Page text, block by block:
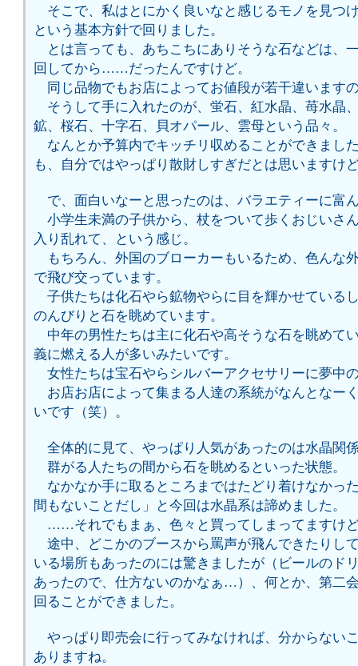
そこで、私はとにかく良いなと感じるモノを見つ
という基本方針で回りました。
とは言っても、あちこちにありそうな石などは、
回してから……だったんですけど。
同じ品物でもお店によってお値段が若干違いま
そうして手に入れたのが、蛍石、紅水晶、苺水晶
鉱、桜石、十字石、貝オパール、雲母という品々。
なんとか予算内でキッチリ収めることができまし
も、自分ではやっぱり散財しすぎだとは思いますけ
で、面白いなーと思ったのは、バラエティーに富
小学生未満の子供から、杖をついて歩くおじいさ
入り乱れて、という感じ。
もちろん、外国のブローカーもいるため、色んな
で飛び交っています。
子供たちは化石やら鉱物やらに目を輝かせている
のんびりと石を眺めています。
中年の男性たちは主に化石や高そうな石を眺めて
義に燃える人が多いみたいです。
女性たちは宝石やらシルバーアクセサリーに夢中
お店お店によって集まる人達の系統がなんとなー
いです（笑）。
全体的に見て、やっぱり人気があったのは水晶関
群がる人たちの間から石を眺めるといった状態。
なかなか手に取るところまではたどり着けなかっ
間もないことだし」と今回は水晶系は諦めました。
……それでもまぁ、色々と買ってしまってますけ
途中、どこかのブースから罵声が飛んできたりし
いる場所もあったのには驚きましたが（ビールのド
あったので、仕方ないのかなぁ…）、何とか、第二
回ることができました。
やっぱり即売会に行ってみなければ、分からない
ありますね。